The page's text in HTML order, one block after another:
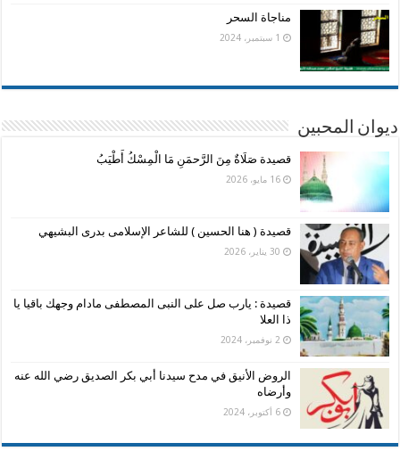
مناجاة السحر
1 سبتمبر، 2024
ديوان المحبين
قصيدة صَلَاةٌ مِنَ الرَّحمَنِ مَا الْمِسْكُ أَطْيَبُ
16 مايو، 2026
قصيدة ( هنا الحسين ) للشاعر الإسلامى بدرى البشيهي
30 يناير، 2026
قصيدة : يارب صل على النبى المصطفى مادام وجهك باقيا يا
ذا العلا
2 نوفمبر، 2024
الروض الأنيق في مدح سيدنا أبي بكر الصديق رضي الله عنه
وأرضاه
6 أكتوبر، 2024